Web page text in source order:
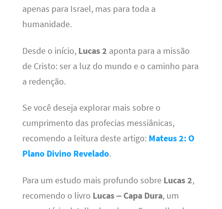
apenas para Israel, mas para toda a
humanidade.
Desde o início, Lucas 2 aponta para a missão
de Cristo: ser a luz do mundo e o caminho para
a redenção.
Se você deseja explorar mais sobre o
cumprimento das profecias messiânicas,
recomendo a leitura deste artigo: Mateus 2: O
Plano Divino Revelado.
Para um estudo mais profundo sobre Lucas 2,
recomendo o livro Lucas – Capa Dura, um